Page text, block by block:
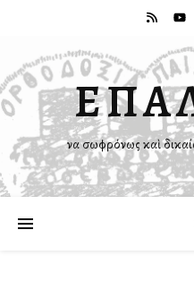
Ἵνα σωφρόνως καὶ